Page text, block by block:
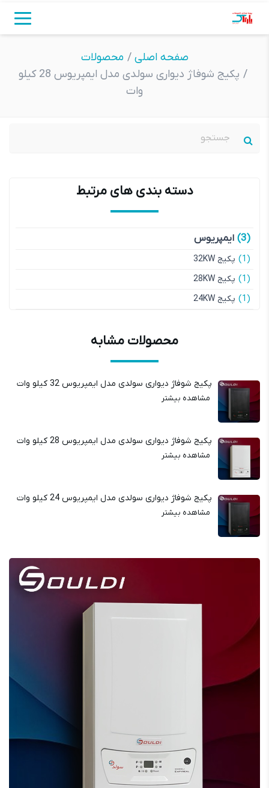
صفحه اصلی
حصولات
کیج شوفاژ دیواری سولدی مدل ایمپریوس 28 کیلو
وات
دسته بندی های مرتبط
ایمپریوس (3)
کیج 32KW
(1)
کیج 28KW
(1)
کیج 24KW
(1)
حصولات مشابه
کیج شوفاژ دیواری سولدی مدل ایمپریوس 32 کیلو وات
شاهده بیشتر
کیج شوفاژ دیواری سولدی مدل ایمپریوس 28 کیلو وات
شاهده بیشتر
کیج شوفاژ دیواری سولدی مدل ایمپریوس 24 کیلو وات
شاهده بیشتر